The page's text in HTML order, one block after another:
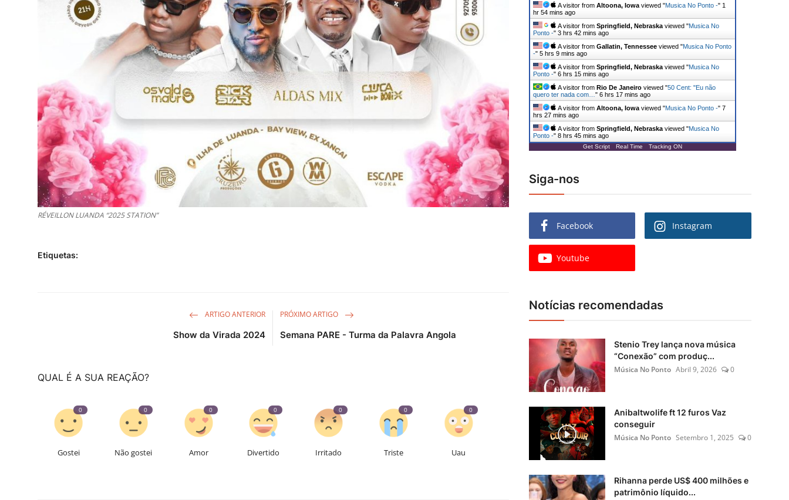
RÉVEILLON LUANDA “2025 STATION”
Etiquetas:
ARTIGO ANTERIOR
Show da Virada 2024
PRÓXIMO ARTIGO
Semana PARE - Turma da Palavra Angola
QUAL É A SUA REAÇÃO?
0
Gostei
0
Não gostei
0
Amor
0
Divertido
0
Irritado
0
Triste
0
Uau
A visitor from Altoona, Iowaviewed "Musica No Ponto -" 1
hr 54 mins ago
A visitor from Springfield, Nebraskaviewed "Musica No
Ponto -" 3 hrs 42 mins ago
A visitor from Gallatin, Tennesseeviewed "Musica No Ponto
-" 5 hrs 9 mins ago
A visitor from Springfield, Nebraskaviewed "Musica No
Ponto -" 6 hrs 15 mins ago
A visitor from Rio De Janeiroviewed "50 Cent: "Eu não
quero ter nada com… " 6 hrs 17 mins ago
A visitor from Altoona, Iowaviewed "Musica No Ponto -" 7
hrs 27 mins ago
A visitor from Springfield, Nebraskaviewed "Musica No
Ponto -" 8 hrs 45 mins ago
Get Script Real Time Tracking ON
Siga-nos
Facebook Instagram
Youtube
Notícias recomendadas
Stenio Trey lança nova música
“Conexão” com produç...
Música No Ponto Abril 9, 2026 0
Anibaltwolife ft 12 furos Vaz
conseguir
Música No Ponto Setembro 1, 2025 0
Rihanna perde US$ 400 milhões e
patrimônio líquido...